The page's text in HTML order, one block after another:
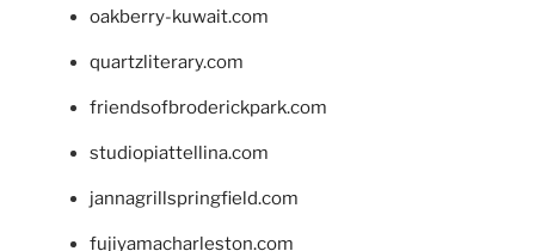
oakberry-kuwait.com
quartzliterary.com
friendsofbroderickpark.com
studiopiattellina.com
jannagrillspringfield.com
fujiyamacharleston.com